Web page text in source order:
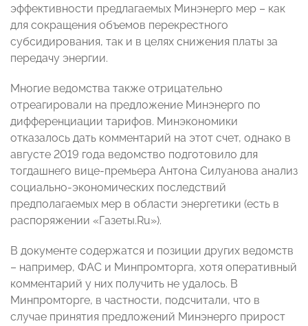
эффективности предлагаемых Минэнерго мер – как
для сокращения объемов перекрестного
субсидирования, так и в целях снижения платы за
передачу энергии.
Многие ведомства также отрицательно
отреагировали на предложение Минэнерго по
дифференциации тарифов. Минэкономики
отказалось дать комментарий на этот счет, однако в
августе 2019 года ведомство подготовило для
тогдашнего вице-премьера Антона Силуанова анализ
социально-экономических последствий
предполагаемых мер в области энергетики (есть в
распоряжении «Газеты.Ru»).
В документе содержатся и позиции других ведомств
– например, ФАС и Минпромторга, хотя оперативный
комментарий у них получить не удалось. В
Минпромторге, в частности, подсчитали, что в
случае принятия предложений Минэнерго прирост